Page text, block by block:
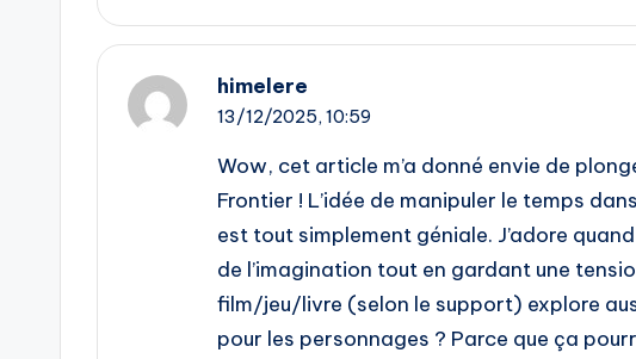
himelere
13/12/2025, 10:59
Wow, cet article m’a donné envie de
Frontier ! L’idée de manipuler le temps
est tout simplement géniale. J’adore
de l’imagination tout en gardant une
film/jeu/livre (selon le support) explore
pour les personnages ? Parce que ça